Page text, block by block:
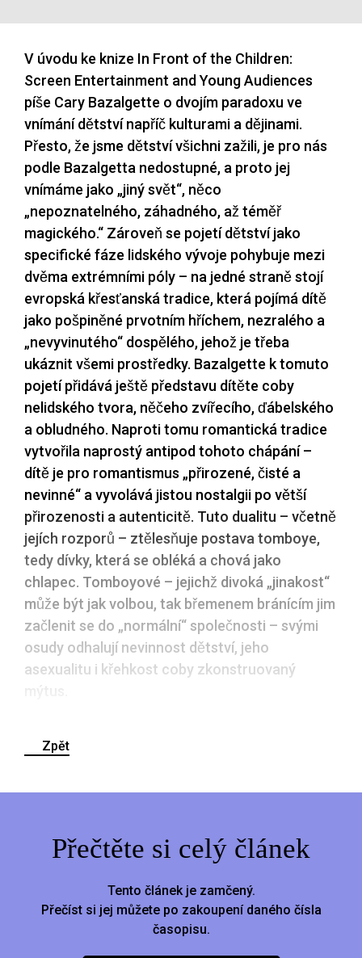
V úvodu ke knize In Front of the Children:
Screen Entertainment and Young Audiences
píše Cary Bazalgette o dvojím paradoxu ve
vnímání dětství napříč kulturami a dějinami.
Přesto, že jsme dětství všichni zažili, je pro nás
podle Bazalgetta nedostupné, a proto jej
vnímáme jako „jiný svět“, něco
„nepoznatelného, záhadného, až téměř
magického.“ Zároveň se pojetí dětství jako
specifické fáze lidského vývoje pohybuje mezi
dvěma extrémními póly – na jedné straně stojí
evropská křesťanská tradice, která pojímá dítě
jako pošpiněné prvotním hříchem, nezralého a
„nevyvinutého“ dospělého, jehož je třeba
ukáznit všemi prostředky. Bazalgette k tomuto
pojetí přidává ještě představu dítěte coby
nelidského tvora, něčeho zvířecího, ďábelského
a obludného. Naproti tomu romantická tradice
vytvořila naprostý antipod tohoto chápání –
dítě je pro romantismus „přirozené, čisté a
nevinné“ a vyvolává jistou nostalgii po větší
přirozenosti a autenticitě. Tuto dualitu – včetně
jejích rozporů – ztělesňuje postava tomboye,
tedy dívky, která se obléká a chová jako
chlapec. Tomboyové – jejichž divoká „jinakost“
může být jak volbou, tak břemenem bránícím jim
začlenit se do „normální“ společnosti – svými
osudy odhalují nevinnost dětství, jeho
asexualitu i křehkost coby zkonstruovaný
Zpět
Přečtěte si celý článek
Tento článek je zamčený.
Přečíst si jej můžete po zakoupení daného čísla
časopisu.